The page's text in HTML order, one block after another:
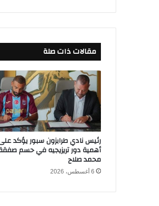
ئ
ا
أ
ه
ي
ا
ت
ع
د
مقالات ذات صلة
رئيس نادي طرابزون سبور يؤكد
أهمية دور تريزيجيه في حسم
محمد صلاح
6 أغسطس، 2026